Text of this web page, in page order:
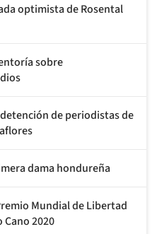
optimista de Rosental
sobre
de periodistas de
dama hondureña
Mundial de Libertad
Cano 2020